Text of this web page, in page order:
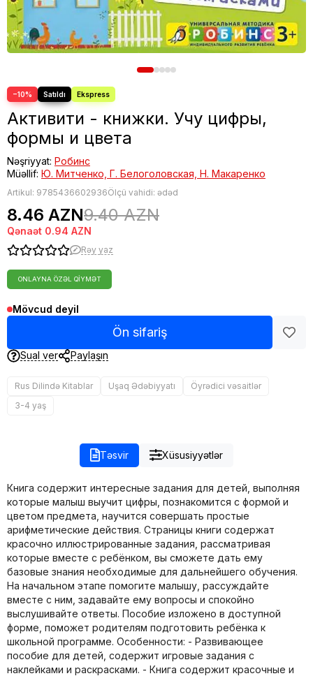
−10%
Активити - книжки. Учу цифры,
формы и цвета
Nəşriyyat: Робинс
Müəllif: Ю. Митченко, Г. Белоголовская, Н. Макаренко
Artikul: 9785436602936Ölçü vahidi: ədəd
8.46 AZN9.40 AZN
Qənaət 0.94 AZN
Rəy yaz
ONLAYNA ÖZƏL QIYMƏT
Mövcud deyil
Ön sifariş
Sual ver Paylaşın
Rus Dilində Kitablar Uşaq Ədəbiyyatı
Öyrədici vəsaitlər
3-4 yaş
Təsvir Xüsusiyyətlər
Книга содержит интересные задания для детей, выполняя
которые малыш выучит цифры, познакомится с формой и
цветом предмета, научится совершать простые
арифметические действия. Страницы книги содержат
красочно иллюстрированные задания, рассматривая
которые вместе с ребёнком, вы сможете дать ему
базовые знания необходимые для дальнейшего обучения.
На начальном этапе помогите малышу, рассуждайте
вместе с ним, задавайте ему вопросы и спокойно
выслушивайте ответы. Пособие изложено в доступной
форме, поможет родителям подготовить ребёнка к
школьной программе. Особенности: - Развивающее
пособие для детей, содержит игровые задания с
наклейками и раскрасками. - Книга содержит красочные и